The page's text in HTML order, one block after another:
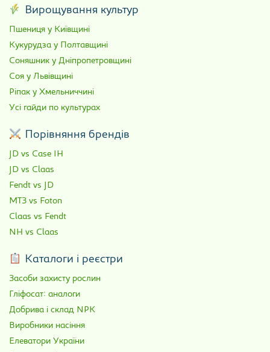
Вирощування культур
Пшениця у Київщині
Кукурудза у Полтавщині
Соняшник у Дніпропетровщині
Соя у Львівщині
Ріпак у Хмельниччині
Усі гайди по культурах
Порівняння брендів
JD vs Case IH
JD vs Claas
Fendt vs JD
МТЗ vs Foton
Claas vs Fendt
NH vs Claas
Каталоги і реєстри
Засоби захисту рослин
Гліфосат: аналоги
Добрива і склад NPK
Виробники насіння
Елеватори України